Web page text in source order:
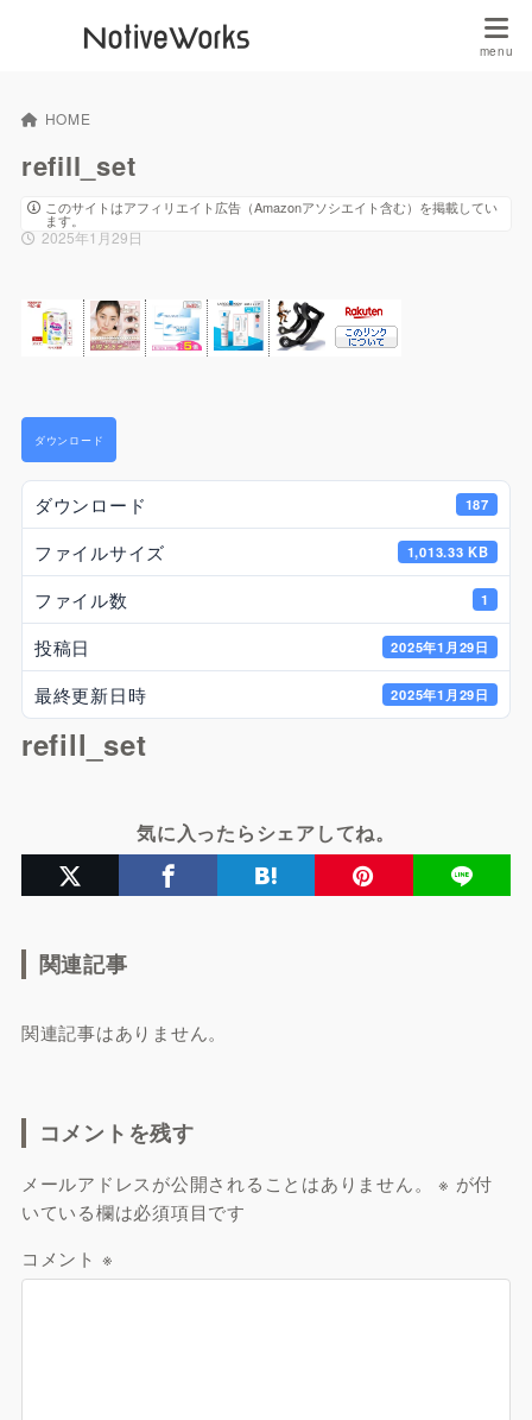
HOME
refill_set
このサイトはアフィリエイト広告（Amazonアソシエイト含む）を掲載してい
ます。
2025年1月29日
ダウンロード
ダウンロード 187
ファイルサイズ 1,013.33 KB
ファイル数 1
投稿日 2025年1月29日
最終更新日時 2025年1月29日
refill_set
気に入ったらシェアしてね。
関連記事
関連記事はありません。
コメントを残す
メールアドレスが公開されることはありません。 ※ が付
いている欄は必須項目です
コメント ※